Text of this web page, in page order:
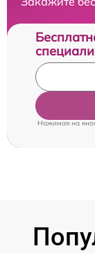
Нажимая на